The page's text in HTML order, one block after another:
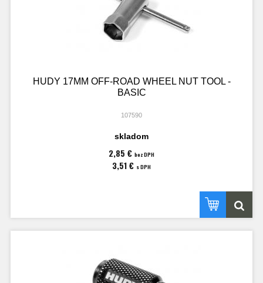
HUDY 17MM OFF-ROAD WHEEL NUT TOOL -
BASIC
107590
skladom
2,85 € bez DPH
3,51 € s DPH